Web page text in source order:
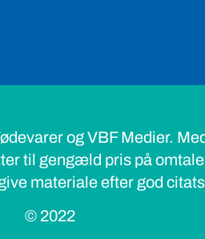
og VBF Medier.
til gengæld pris på
materiale efter god
© 2022